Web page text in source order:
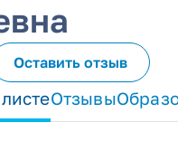
Оставить отзыв
Отзывы